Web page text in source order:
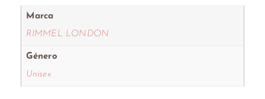
Marca
RIMMEL LONDON
Género
Unisex